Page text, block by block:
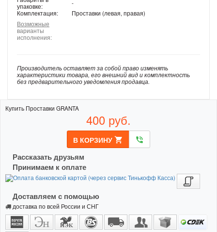
упаковке:
-
Комплектация:
Проставки (левая, правая)
Возможные
варианты
исполнения:
Производитель оставляет за собой право изменять
характеристики товара, его внешний вид и комплектность
без предварительного уведомления продавца.
Купить Проставки GRANTA
400 руб.
В КОРЗИНУ shopping_cart phone_in_talk
Рассказать друзьям
Принимаем к оплате
Доставляем с помощью
доставка по всей России и СНГ